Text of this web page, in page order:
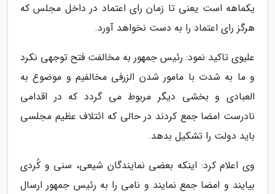
یکماهه است یعنی تا زمان رای اعتماد در داخل مجلس که
هرگز رای اعتماد را به دست نخواهد آورد.
علیوی تاکید نمود: رئیس جمهور به مخالفت فتح توجهی نکرد
و ما به شدت با مامور شدن الزرفی مخالفیم و موضوع به
العبادی و بخشی دیگر مربوط می گردد که در اقدامی
نادرست امضا جمع کردند در حالی که ائتلاف عظیم مجلسی
باید دولت را تشکیل بدهد.
وی اعلام کرد: اینکه بعضی نمایندگان شیعی، سنی و کُردی
بیایند و امضا جمع نمایند و نامی را به رئیس جمهور ارسال